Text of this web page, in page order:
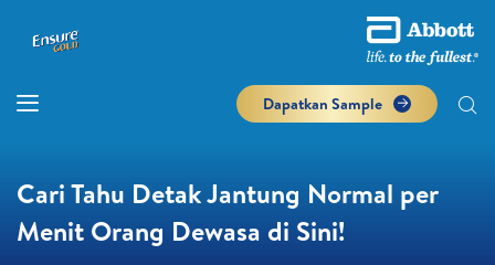
Dapatkan Sample
Cari Tahu Detak Jantung Normal per
Menit Orang Dewasa di Sini!